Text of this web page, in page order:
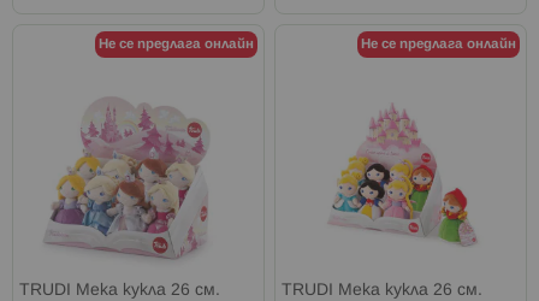
Не се предлага онлайн
TRUDI Мека кукла 26 см.
Не се предлага онлайн
TRUDI Мека кукла 26 см.